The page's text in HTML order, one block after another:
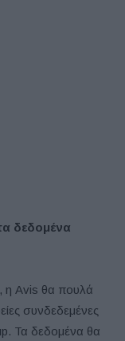
δεδομένα
η Avis θα πουλά
συνδεδεμένες
Τα δεδομένα θα